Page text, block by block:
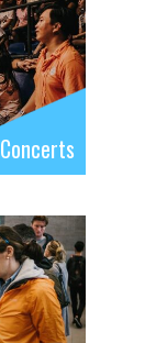
Concerts